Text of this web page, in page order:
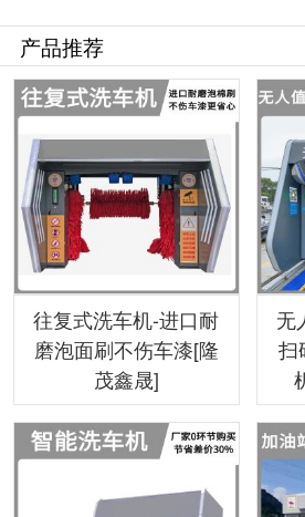
产品推荐
往复式洗车机-进口耐
磨泡面刷不伤车漆[隆
茂鑫晟]
无
扫